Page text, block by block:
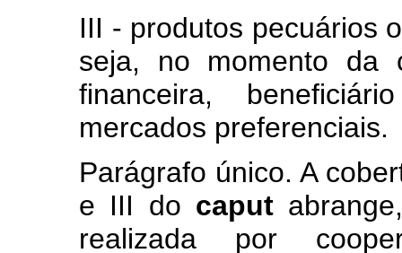
III - produtos pecuários
seja, no momento da
financeira,
mercados preferenciais.
Parágrafo único. A
e III do caput
realizada por